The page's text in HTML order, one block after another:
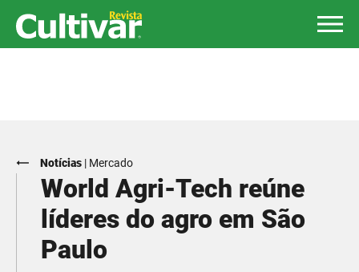
Notícias | Mercado
World Agri-Tech reúne
líderes do agro em São
Paulo